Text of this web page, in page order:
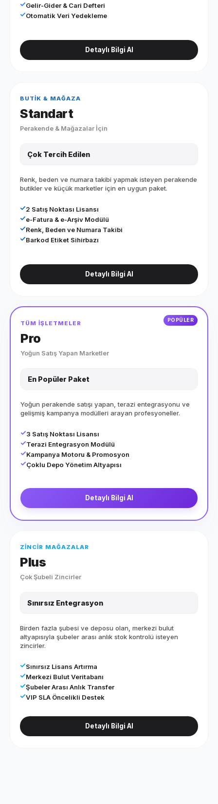
Gelir-Gider & Cari Defteri
Otomatik Veri Yedekleme
Detaylı Bilgi Al
BUTIK & MAĞAZA
Standart
Perakende & Mağazalar İçin
Çok Tercih Edilen
Renk, beden ve numara takibi yapmak isteyen perakende
butikler ve küçük marketler için en uygun paket.
2 Satış Noktası Lisansı
e-Fatura & e-Arşiv Modülü
Renk, Beden ve Numara Takibi
Barkod Etiket Sihirbazı
Detaylı Bilgi Al
POPÜLER
TÜM İŞLETMELER
Pro
Yoğun Satış Yapan Marketler
En Popüler Paket
Yoğun perakende satışı yapan, terazi entegrasyonu ve
gelişmiş kampanya modülleri arayan profesyoneller.
3 Satış Noktası Lisansı
Terazi Entegrasyon Modülü
Kampanya Motoru & Promosyon
Çoklu Depo Yönetim Altyapısı
Detaylı Bilgi Al
ZINCIR MAĞAZALAR
Plus
Çok Şubeli Zincirler
Sınırsız Entegrasyon
Birden fazla şubesi ve deposu olan, merkezi bulut
altyapısıyla şubeler arası anlık stok kontrolü isteyen
zincirler.
Sınırsız Lisans Artırma
Merkezi Bulut Veritabanı
Şubeler Arası Anlık Transfer
VIP SLA Öncelikli Destek
Detaylı Bilgi Al